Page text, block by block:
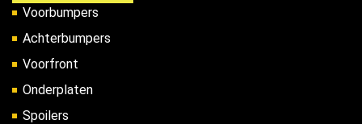
Voorbumpers
Achterbumpers
Voorfront
Onderplaten
Spoilers